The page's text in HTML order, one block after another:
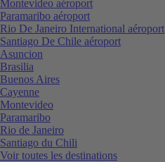
Montevideo aéroport
Paramaribo aéroport
Rio De Janeiro International aéroport
Santiago De Chile aéroport
Asuncion
Brasilia
Buenos Aires
Cayenne
Montevideo
Paramaribo
Rio de Janeiro
Santiago du Chili
Voir toutes les destinations